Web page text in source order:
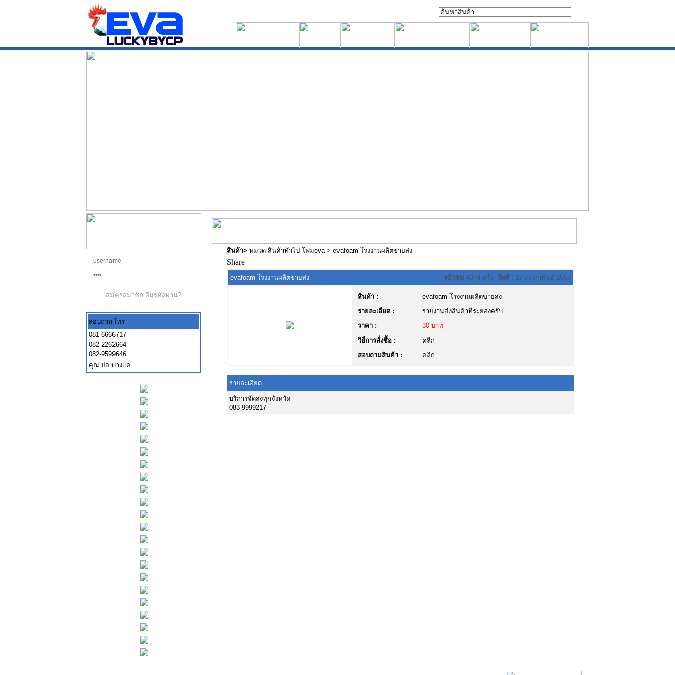
สมัครสมาชิก ลืมรหัสผ่าน?
สอบถามโทร
081-6666717
082-2262664
082-9599646
คุณ ปอ บางแค
สินค้า> หมวด สินค้าทั่วไป โฟมeva > evafoam โรงงานผลิตขายส่ง
Share
evafoam โรงงานผลิตขายส่ง เข้าชม 4374 ครั้ง วันที่ : 17 กุมภาพันธ์ 2557
สินค้า :
evafoam โรงงานผลิตขายส่ง
รายละเอียด :
รายงานส่งสินค้าที่ระยองครับ
ราคา :
30 บาท
วิธีการสั่งซื้อ :
คลิก
สอบถามสินค้า :
คลิก
รายละเอียด
บริการจัดส่งทุกจังหวัด
083-9999217